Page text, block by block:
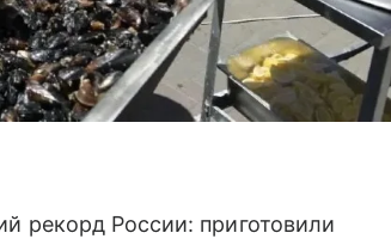
рекорд России: приготовили